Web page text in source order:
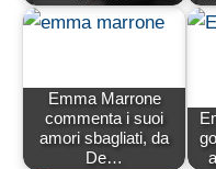
Emma Marrone
commenta i suoi
amori sbagliati, da
De…